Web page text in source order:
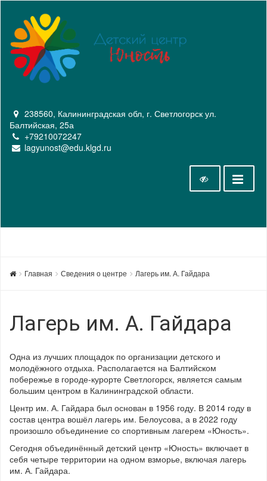
238560, Калининградская обл, г. Светлогорск ул.
Балтийская, 25а
+79210072247
lagyunost@edu.klgd.ru
Главная Сведения о центре Лагерь им. А. Гайдара
Лагерь им. А. Гайдара
Одна из лучших площадок по организации детского и
молодёжного отдыха. Располагается на Балтийском
побережье в городе-курорте Светлогорск, является самым
большим центром в Калининградской области.
Центр им. А. Гайдара был основан в 1956 году. В 2014 году в
состав центра вошёл лагерь им. Белоусова, а в 2022 году
произошло объединение со спортивным лагерем «Юность».
Сегодня объединённый детский центр «Юность» включает в
себя четыре территории на одном взморье, включая лагерь
им. А. Гайдара.